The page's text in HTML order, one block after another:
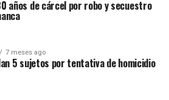
años de cárcel por robo y secuestro
7 meses ago
5 sujetos por tentativa de homicidio